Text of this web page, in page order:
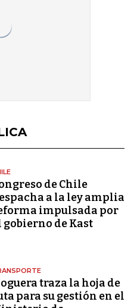
de Chile
a la ley amplia
impulsada por
gobierno de Kast
traza la hoja de
para su gestión en el